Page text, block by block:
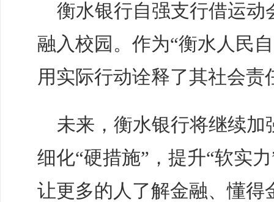
衡水银行自强支行借运
融入校园。作为“衡水人民
用实际行动诠释了其社会责
未来，衡水银行将继续
细化“硬措施”，提升“软实
让更多的人了解金融、懂